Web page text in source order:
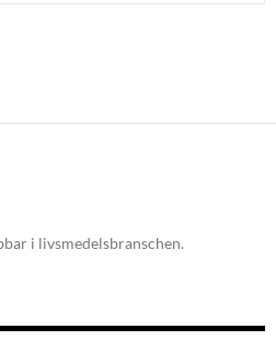
i livsmedelsbranschen.